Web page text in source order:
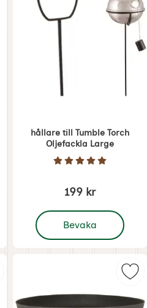
av 5
Koppar
hållare till Tumble Torch
Oljefackla Large
Art. nr 1717 Betyg: 5 Stjärnor
199 kr
Bevaka
eldstad - eldboll rostig